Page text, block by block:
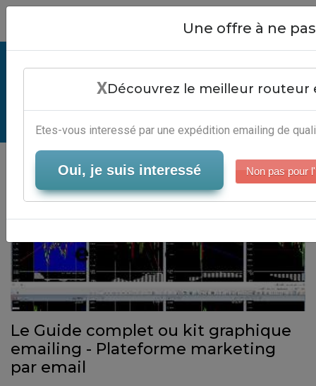
Kit Graphique Emailing - Solution
Newsletter
Serveur-Emailing
Le Guide complet ou kit graphique
emailing - Plateforme marketing
par email
Close
Une offre à ne
XDécouvrez le meilleur routeur
Etes-vous interessé par une expédition emailing de
Oui, je suis interessé Non pas pour